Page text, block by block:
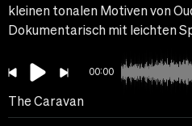
kleinen tonalen Motiven von
Dokumentarisch mit leichten
00:00
The Caravan